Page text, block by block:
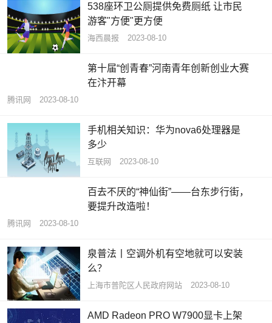
538座环卫公厕提供免费厕纸 让市民
游客"方便"更方便
海西晨报 2023-08-10
第十届“创青春”河南青年创新创业大赛
在汴开幕
腾讯网 2023-08-10
手机相关知识：华为nova6处理器是
多少
互联网 2023-08-10
百去不厌的“神仙街”——台东步行街，
要提升改造啦！
腾讯网 2023-08-10
泉普法丨空调外机有空地就可以安装
么？
上海市普陀区人民政府网站 2023-08-10
AMD Radeon PRO W7900显卡上架